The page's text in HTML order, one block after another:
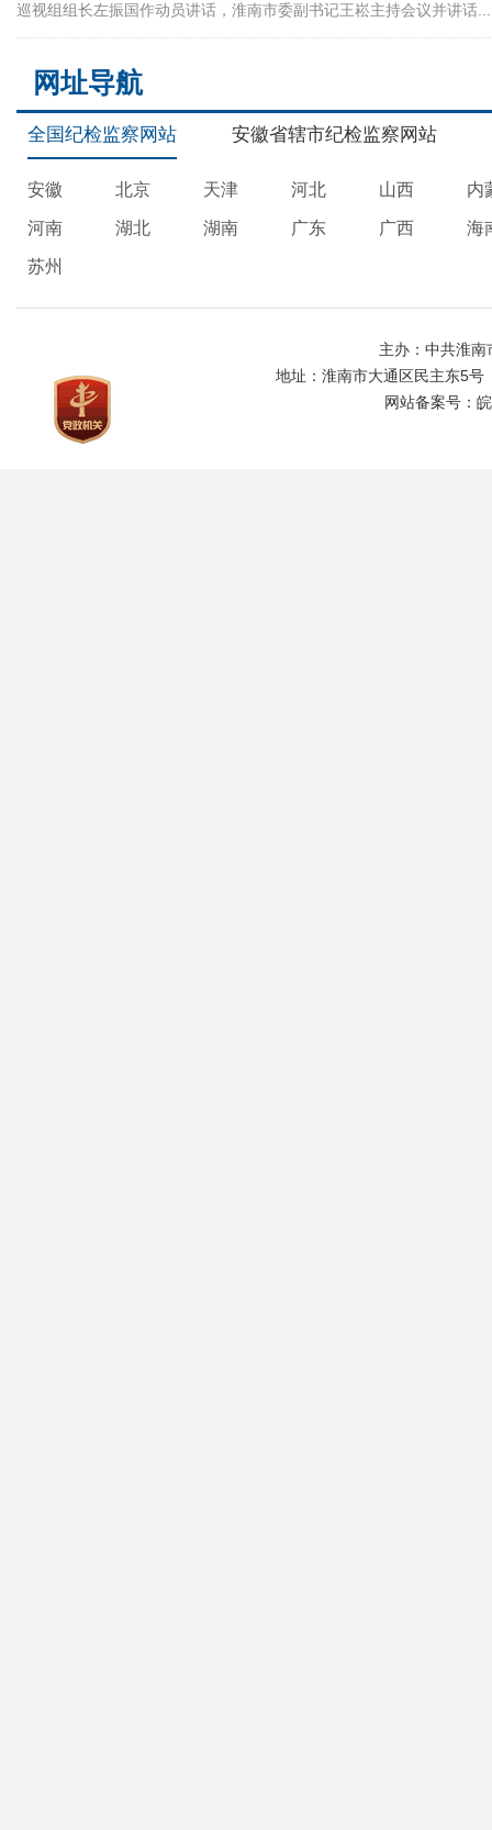
巡视组组长左振国作动员讲话，淮南市委副书记王崧主持会议并讲话...
网址导航
全国纪检监察网站 安徽省辖市纪检监察网站
安徽 北京 天津 河北 山西 内
河南 湖北 湖南 广东 广西 海
苏州
主办：中共淮
地址：淮南市大通区民主东5号
网站备案号：